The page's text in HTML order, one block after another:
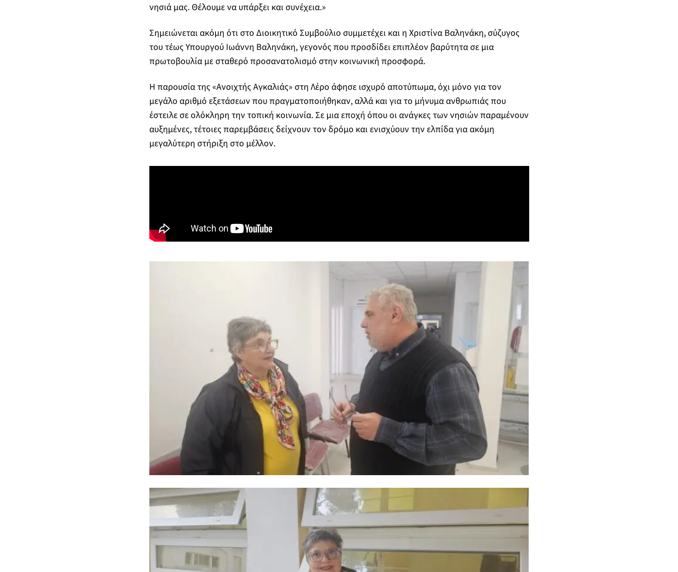
νησιά μας. Θέλουμε να υπάρξει και συνέχεια.»
Σημειώνεται ακόμη ότι στο Διοικητικό Συμβούλιο συμμετέχει και η Χριστίνα Βαληνάκη, σύζυγος
του τέως Υπουργού Ιωάννη Βαληνάκη, γεγονός που προσδίδει επιπλέον βαρύτητα σε μια
πρωτοβουλία με σταθερό προσανατολισμό στην κοινωνική προσφορά.
Η παρουσία της «Ανοιχτής Αγκαλιάς» στη Λέρο άφησε ισχυρό αποτύπωμα, όχι μόνο για τον
μεγάλο αριθμό εξετάσεων που πραγματοποιήθηκαν, αλλά και για το μήνυμα ανθρωπιάς που
έστειλε σε ολόκληρη την τοπική κοινωνία. Σε μια εποχή όπου οι ανάγκες των νησιών παραμένουν
αυξημένες, τέτοιες παρεμβάσεις δείχνουν τον δρόμο και ενισχύουν την ελπίδα για ακόμη
μεγαλύτερη στήριξη στο μέλλον.